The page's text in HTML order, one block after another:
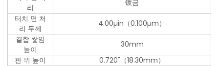
리
镀금
터치 면 처
리 두께
4.00µin（0.100µm）
결합 쌓임
높이
30mm
판 위 높이
0.720"（18.30mm）